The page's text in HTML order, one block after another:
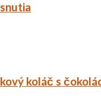
koláč s